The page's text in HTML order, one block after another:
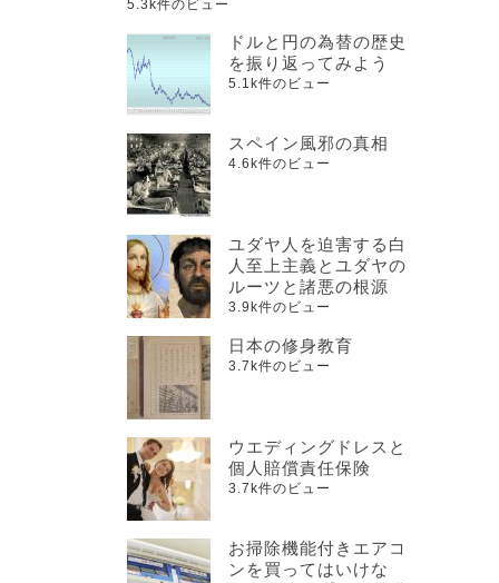
5.3k件のビュー
ドルと円の為替の歴史
を振り返ってみよう
5.1k件のビュー
スペイン風邪の真相
4.6k件のビュー
ユダヤ人を迫害する白
人至上主義とユダヤの
ルーツと諸悪の根源
3.9k件のビュー
日本の修身教育
3.7k件のビュー
ウエディングドレスと
個人賠償責任保険
3.7k件のビュー
お掃除機能付きエアコ
ンを買ってはいけな